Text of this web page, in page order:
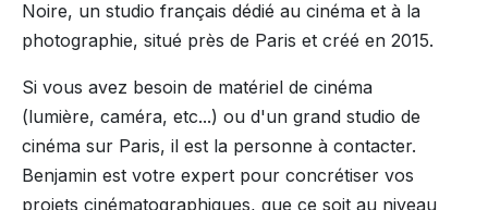
Noire, un studio français dédié au cinéma et à la
photographie, situé près de Paris et créé en 2015.
Si vous avez besoin de matériel de cinéma
(lumière, caméra, etc...) ou d'un grand studio de
cinéma sur Paris, il est la personne à contacter.
Benjamin est votre expert pour concrétiser vos
projets cinématographiques, que ce soit au niveau